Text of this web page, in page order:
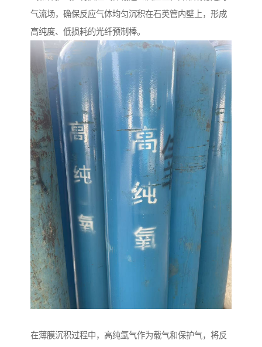
气流场，确保反应气体均匀沉积在石英管内壁上，形成
高纯度、低损耗的光纤预制棒。
在薄膜沉积过程中，高纯氩气作为载气和保护气，将反